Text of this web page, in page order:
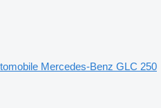
Mercedes-Benz GLC 250